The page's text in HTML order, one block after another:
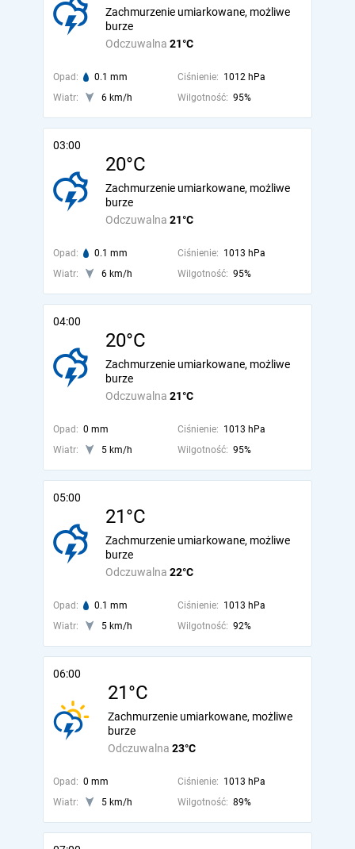
Odczuwalna 21°C
Zachmurzenie umiarkowane, możliwe
burze
Opad: 0.1 mm Ciśnienie: 1012 hPa
Wiatr:
6 km/h Wilgotność: 95%
03:00
20°C
Odczuwalna 21°C
Zachmurzenie umiarkowane, możliwe
burze
Opad: 0.1 mm Ciśnienie: 1013 hPa
Wiatr:
6 km/h Wilgotność: 95%
04:00
20°C
Odczuwalna 21°C
Zachmurzenie umiarkowane, możliwe
burze
Opad: 0 mm Ciśnienie: 1013 hPa
Wiatr:
5 km/h Wilgotność: 95%
05:00
21°C
Odczuwalna 22°C
Zachmurzenie umiarkowane, możliwe
burze
Opad: 0.1 mm Ciśnienie: 1013 hPa
Wiatr:
5 km/h Wilgotność: 92%
06:00
21°C
Odczuwalna 23°C
Zachmurzenie umiarkowane, możliwe
burze
Opad: 0 mm Ciśnienie: 1013 hPa
Wiatr:
5 km/h Wilgotność: 89%